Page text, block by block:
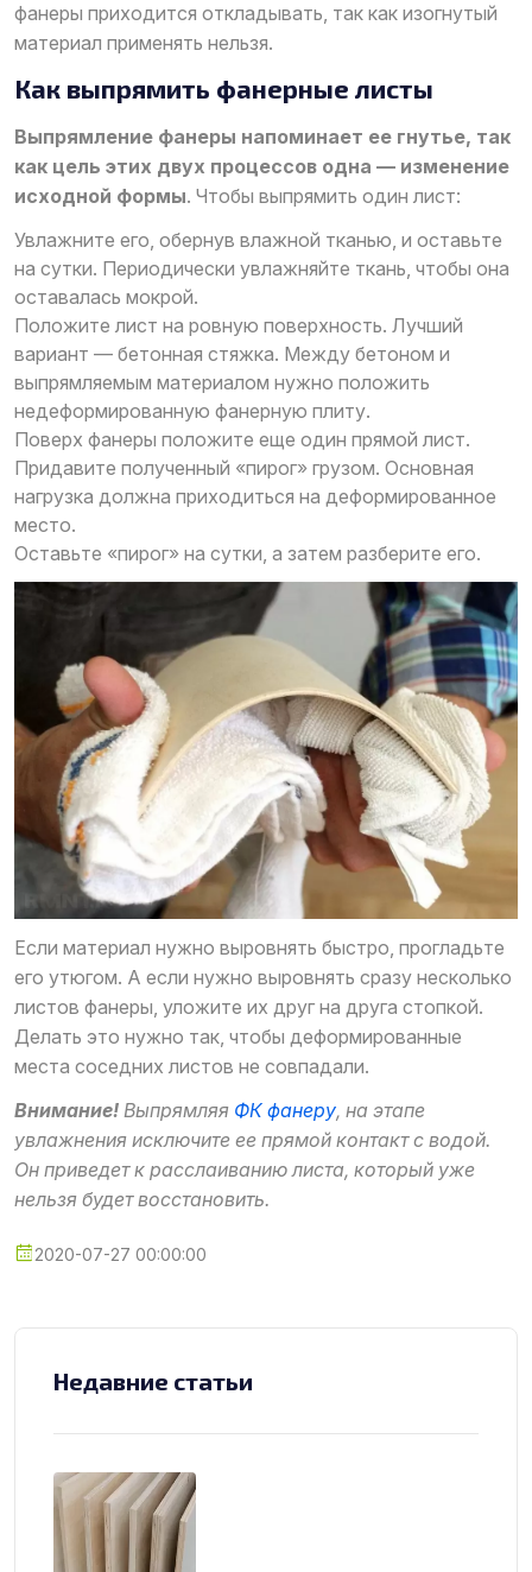
фанеры приходится откладывать, так как изогнутый
материал применять нельзя.
Как выпрямить фанерные листы
Выпрямление фанеры напоминает ее гнутье, так
как цель этих двух процессов одна — изменение
исходной формы. Чтобы выпрямить один лист:
Увлажните его, обернув влажной тканью, и оставьте
на сутки. Периодически увлажняйте ткань, чтобы она
оставалась мокрой.
Положите лист на ровную поверхность. Лучший
вариант — бетонная стяжка. Между бетоном и
выпрямляемым материалом нужно положить
недеформированную фанерную плиту.
Поверх фанеры положите еще один прямой лист.
Придавите полученный «пирог» грузом. Основная
нагрузка должна приходиться на деформированное
место.
Оставьте «пирог» на сутки, а затем разберите его.
Если материал нужно выровнять быстро, прогладьте
его утюгом. А если нужно выровнять сразу несколько
листов фанеры, уложите их друг на друга стопкой.
Делать это нужно так, чтобы деформированные
места соседних листов не совпадали.
Внимание! Выпрямляя ФК фанеру, на этапе
увлажнения исключите ее прямой контакт с водой.
Он приведет к расслаиванию листа, который уже
нельзя будет восстановить.
2020-07-27 00:00:00
Недавние статьи